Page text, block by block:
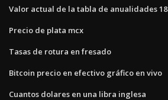
Valor actual de la tabla de anualidades 18
Precio de plata mcx
Tasas de rotura en fresado
Bitcoin precio en efectivo gráfico en vivo
Cuantos dolares en una libra inglesa